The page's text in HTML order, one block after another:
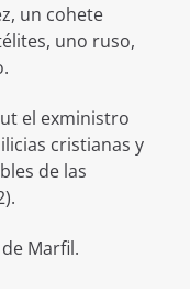
un cohete
uno ruso,
el exministro
cristianas y
de las
Marfil.